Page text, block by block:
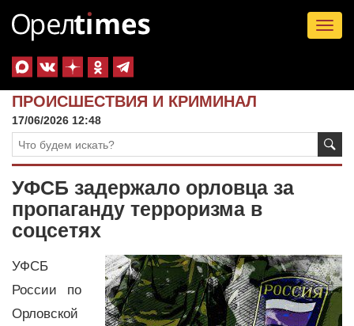
ПРОИСШЕСТВИЯ И КРИМИНАЛ
17/06/2026 12:48
УФСБ задержало орловца за
пропаганду терроризма в
соцсетях
УФСБ
России по
Орловской